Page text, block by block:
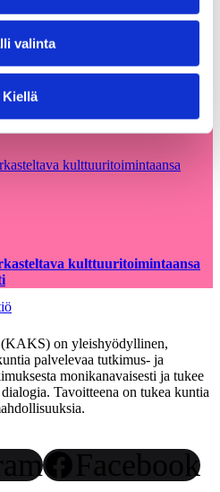
valinta
Kiellä
2026 ensimmäisestä
kulttuuritoimintaansa
on yleishyödyllinen,
palvelevaa tutkimus- ja
monikanavaisesti ja tukee
Tavoitteena on tukea kuntia
Facebook